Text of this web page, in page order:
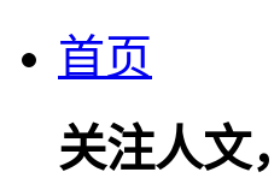
首页
关注人文